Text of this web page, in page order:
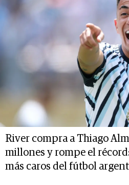
River compra a Thiago
millones y rompe el
más caros del fútbol